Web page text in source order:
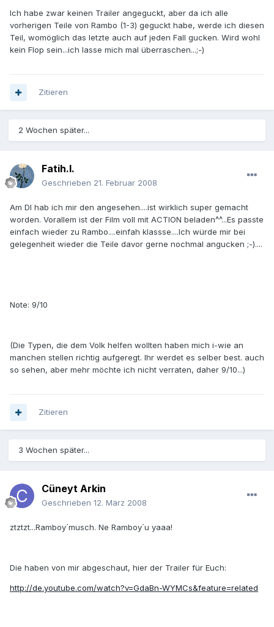
Ich habe zwar keinen Trailer angeguckt, aber da ich alle
vorherigen Teile von Rambo (1-3) geguckt habe, werde ich diesen
Teil, womöglich das letzte auch auf jeden Fall gucken. Wird wohl
kein Flop sein...ich lasse mich mal überraschen...;-)
Zitieren
2 Wochen später...
Fatih.I.
Geschrieben 21. Februar 2008
Am DI hab ich mir den angesehen....ist wirklich super gemacht
worden. Vorallem ist der Film voll mit ACTION beladen^^...Es passte
einfach wieder zu Rambo....einfah klassse....Ich würde mir bei
gelegenheit wieder die Teile davor gerne nochmal angucken ;-)....
Note: 9/10
(Die Typen, die dem Volk helfen wollten haben mich i-wie an
manchen stellen richtig aufgeregt. Ihr werdet es selber best. auch
so sehen, aber mehr möchte ich nicht verraten, daher 9/10...)
Zitieren
3 Wochen später...
Cüneyt Arkin
Geschrieben 12. März 2008
ztztzt...Ramboy´musch. Ne Ramboy´u yaaa!
Die haben von mir abgeschaut, hier der Trailer für Euch:
http://de.youtube.com/watch?v=GdaBn-WYMCs&feature=related